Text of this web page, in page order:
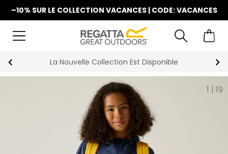
–10% SUR LE COLLECTION VACANCES | CODE: VACANCES
La Nouvelle Collection Est Disponible
1 | 19